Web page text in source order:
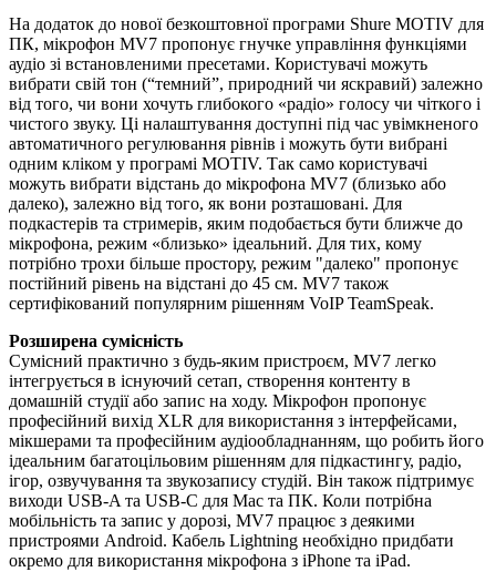
На додаток до нової безкоштовної програми Shure MOTIV для
ПК, мікрофон MV7 пропонує гнучке управління функціями
аудіо зі встановленими пресетами. Користувачі можуть
вибрати свій тон (“темний”, природний чи яскравий) залежно
від того, чи вони хочуть глибокого «радіо» голосу чи чіткого і
чистого звуку. Ці налаштування доступні під час увімкненого
автоматичного регулювання рівнів і можуть бути вибрані
одним кліком у програмі MOTIV. Так само користувачі
можуть вибрати відстань до мікрофона MV7 (близько або
далеко), залежно від того, як вони розташовані. Для
подкастерів та стримерів, яким подобається бути ближче до
мікрофона, режим «близько» ідеальний. Для тих, кому
потрібно трохи більше простору, режим "далеко" пропонує
постійний рівень на відстані до 45 см. MV7 також
сертифікований популярним рішенням VoIP TeamSpeak.
Розширена сумісність
Сумісний практично з будь-яким пристроєм, MV7 легко
інтегрується в існуючий сетап, створення контенту в
домашній студії або запис на ходу. Мікрофон пропонує
професійний вихід XLR для використання з інтерфейсами,
мікшерами та професійним аудіообладнанням, що робить його
ідеальним багатоцільовим рішенням для підкастингу, радіо,
ігор, озвучування та звукозапису студій. Він також підтримує
виходи USB-A та USB-C для Mac та ПК. Коли потрібна
мобільність та запис у дорозі, MV7 працює з деякими
пристроями Android. Кабель Lightning необхідно придбати
окремо для використання мікрофона з iPhone та iPad.